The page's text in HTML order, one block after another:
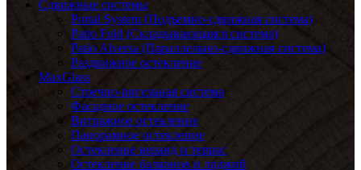
Сдвижные системы
Portal System (Подъемно-сдвижная система)
Patio Fold (Складывающаяся система)
Patio Alversa (Параллельно-сдвижная система)
Раздвижное остекление
MaxGlass
Стоечно-ригельная система
Фасадное остекление
Витражное остекление
Панорамное остекление
Остекление веранд и террас
Остекление балконов и лоджий